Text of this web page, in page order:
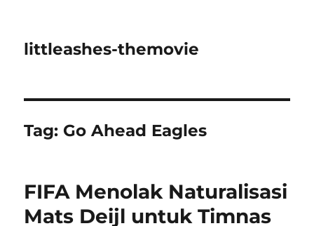
littleashes-themovie
Tag: Go Ahead Eagles
FIFA Menolak Naturalisasi
Mats Deijl untuk Timnas